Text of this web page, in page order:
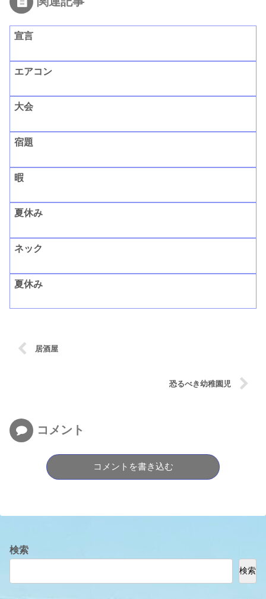
宣言
エアコン
大会
宿題
暇
夏休み
ネック
夏休み
居酒屋
恐るべき幼稚園児
コメント
コメントを書き込む
検索
検索